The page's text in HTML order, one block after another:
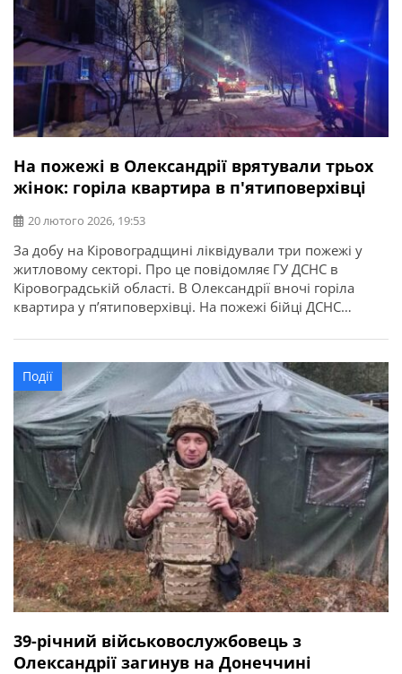
На пожежі в Олександрії врятували трьох
жінок: горіла квартира в п'ятиповерхівці
20 лютого 2026, 19:53
За добу на Кіровоградщині ліквідували три пожежі у
житловому секторі. Про це повідомляє ГУ ДСНС в
Кіровоградській області. В Олександрії вночі горіла
квартира у п’ятиповерхівці. На пожежі бійці ДСНС
Події
39-річний військовослужбовець з
Олександрії загинув на Донеччині